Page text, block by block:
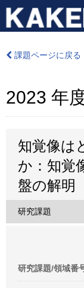
課題ページに戻る
2023 年
知覚像は
か：知覚
盤の解明
研究課題
研究課題/領域番